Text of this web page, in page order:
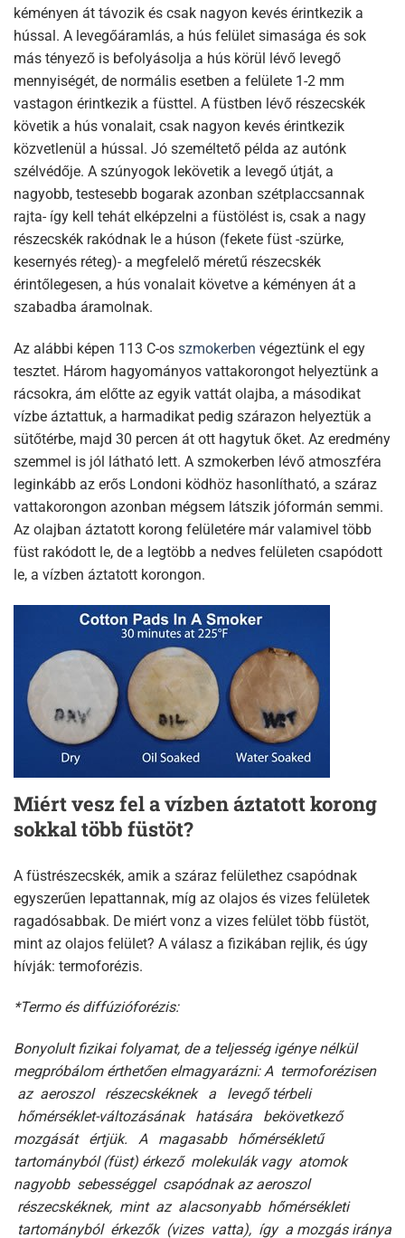
kéményen át távozik és csak nagyon kevés érintkezik a
hússal. A levegőáramlás, a hús felület simasága és sok
más tényező is befolyásolja a hús körül lévő levegő
mennyiségét, de normális esetben a felülete 1-2 mm
vastagon érintkezik a füsttel. A füstben lévő részecskék
követik a hús vonalait, csak nagyon kevés érintkezik
közvetlenül a hússal. Jó személtető példa az autónk
szélvédője. A szúnyogok lekövetik a levegő útját, a
nagyobb, testesebb bogarak azonban szétplaccsannak
rajta- így kell tehát elképzelni a füstölést is, csak a nagy
részecskék rakódnak le a húson (fekete füst -szürke,
kesernyés réteg)- a megfelelő méretű részecskék
érintőlegesen, a hús vonalait követve a kéményen át a
szabadba áramolnak.
Az alábbi képen 113 C-os szmokerben végeztünk el egy
tesztet. Három hagyományos vattakorongot helyeztünk a
rácsokra, ám előtte az egyik vattát olajba, a másodikat
vízbe áztattuk, a harmadikat pedig szárazon helyeztük a
sütőtérbe, majd 30 percen át ott hagytuk őket. Az eredmény
szemmel is jól látható lett. A szmokerben lévő atmoszféra
leginkább az erős Londoni ködhöz hasonlítható, a száraz
vattakorongon azonban mégsem látszik jóformán semmi.
Az olajban áztatott korong felületére már valamivel több
füst rakódott le, de a legtöbb a nedves felületen csapódott
le, a vízben áztatott korongon.
Miért vesz fel a vízben áztatott korong
sokkal több füstöt?
A füstrészecskék, amik a száraz felülethez csapódnak
egyszerűen lepattannak, míg az olajos és vizes felületek
ragadósabbak. De miért vonz a vizes felület több füstöt,
mint az olajos felület? A válasz a fizikában rejlik, és úgy
hívják: termoforézis.
*Termo és diffúzióforézis:
Bonyolult fizikai folyamat, de a teljesség igénye nélkül
megpróbálom érthetően elmagyarázni: A termoforézisen
az aeroszol részecskéknek a levegő térbeli
hőmérséklet-változásának hatására bekövetkező
mozgását értjük. A magasabb hőmérsékletű
tartományból (füst) érkező molekulák vagy atomok
nagyobb sebességgel csapódnak az aeroszol
részecskéknek, mint az alacsonyabb hőmérsékleti
tartományból érkezők (vizes vatta), így a mozgás iránya